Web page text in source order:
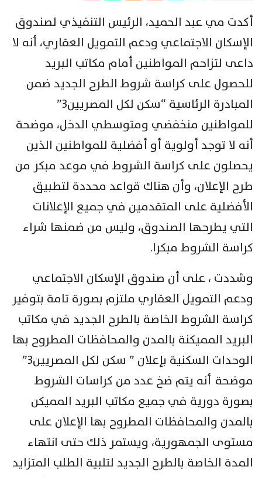
أكدت مي عبد الحميد، الرئيس التنفيذي لصندوق
الإسكان الاجتماعي ودعم التمويل العقاري، أنه لا
داعى لتزاحم المواطنين أمام مكاتب البريد
للحصول على كراسة شروط الطرح الجديد ضمن
المبادرة الرئاسية “سكن لكل المصريين٣”
للمواطنين منخفضي ومتوسطي الدخل، موضحة
أنه لا توجد أولوية أو أفضلية للمواطنين الذين
يحصلون على كراسة الشروط في موعد مبكر من
طرح الإعلان، وأن هناك قواعد محددة لتطبيق
الأفضلية على المتقدمين في جميع الإعلانات
التي يطرحها الصندوق، وليس من ضمنها شراء
كراسة الشروط مبكرا.
وشددت ، على أن صندوق الإسكان الاجتماعي
ودعم التمويل العقاري ملتزم بصورة تامة بتوفير
كراسة الشروط الخاصة بالطرح الجديد في مكاتب
البريد المميكنة بالمدن والمحافظات المطروح بها
الوحدات السكنية بإعلان ” سكن لكل المصريين٣”
موضحة أنه يتم ضخ عدد من كراسات الشروط
بصورة دورية في جميع مكاتب البريد المميكن
بالمدن والمحافظات المطروح بها الإعلان على
مستوى الجمهورية، ويستمر ذلك حتى انتهاء
المدة الخاصة بالطرح الجديد لتلبية الطلب المتزايد